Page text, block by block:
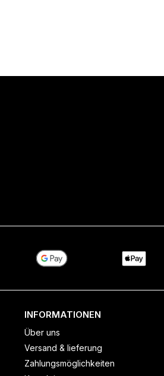
INFORMATIONEN
Über uns
Versand & lieferung
Zahlungsmöglichkeiten